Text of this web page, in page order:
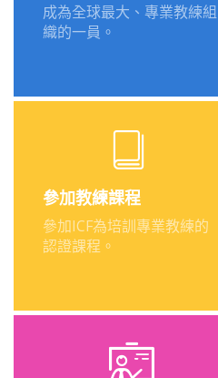
成為全球最大、專業教練組
織的一員。
參加教練課程
參加ICF為培訓專業教練的
認證課程。